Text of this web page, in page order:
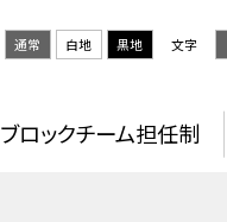
通常 白地 黒地 文字
ブロックチーム担任制